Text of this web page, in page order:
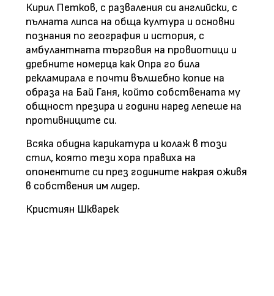
Кирил Петков, с разваления си английски, с
пълната липса на обща култура и основни
познания по география и история, с
амбулантната търговия на провиотици и
дребните номерца как Опра го била
рекламирала е почти вълшебно копие на
образа на Бай Ганя, който собствената му
общност презира и години наред лепеше на
противниците си.
Всяка обидна карикатура и колаж в този
стил, която тези хора правиха на
опонентите си през годините накрая оживя
в собствения им лидер.
Кристиян Шкварек